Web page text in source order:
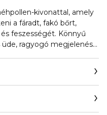
kivonattal, amely
a fáradt, fakó bőrt,
feszességét. Könnyű
üde, ragyogó megjelenést